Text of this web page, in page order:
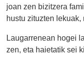
joan zen bizitzera
hustu zituzten
Laugarrenean hogei
zen, eta haietatik sei